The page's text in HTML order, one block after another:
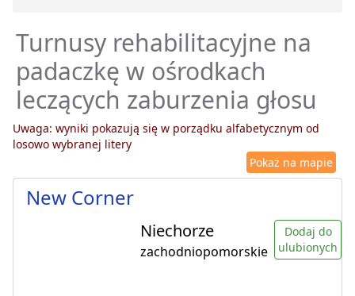
Turnusy rehabilitacyjne na
padaczkę w ośrodkach
leczących zaburzenia głosu
Uwaga: wyniki pokazują się w porządku alfabetycznym od
losowo wybranej litery
Pokaż na mapie
New Corner
Niechorze
zachodniopomorskie
Dodaj do
ulubionych